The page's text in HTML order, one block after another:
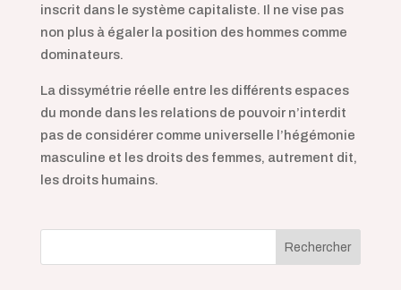
inscrit dans le système capitaliste. Il ne vise pas
non plus à égaler la position des hommes comme
dominateurs.
La dissymétrie réelle entre les différents espaces
du monde dans les relations de pouvoir n’interdit
pas de considérer comme universelle l’hégémonie
masculine et les droits des femmes, autrement dit,
les droits humains.
Rechercher